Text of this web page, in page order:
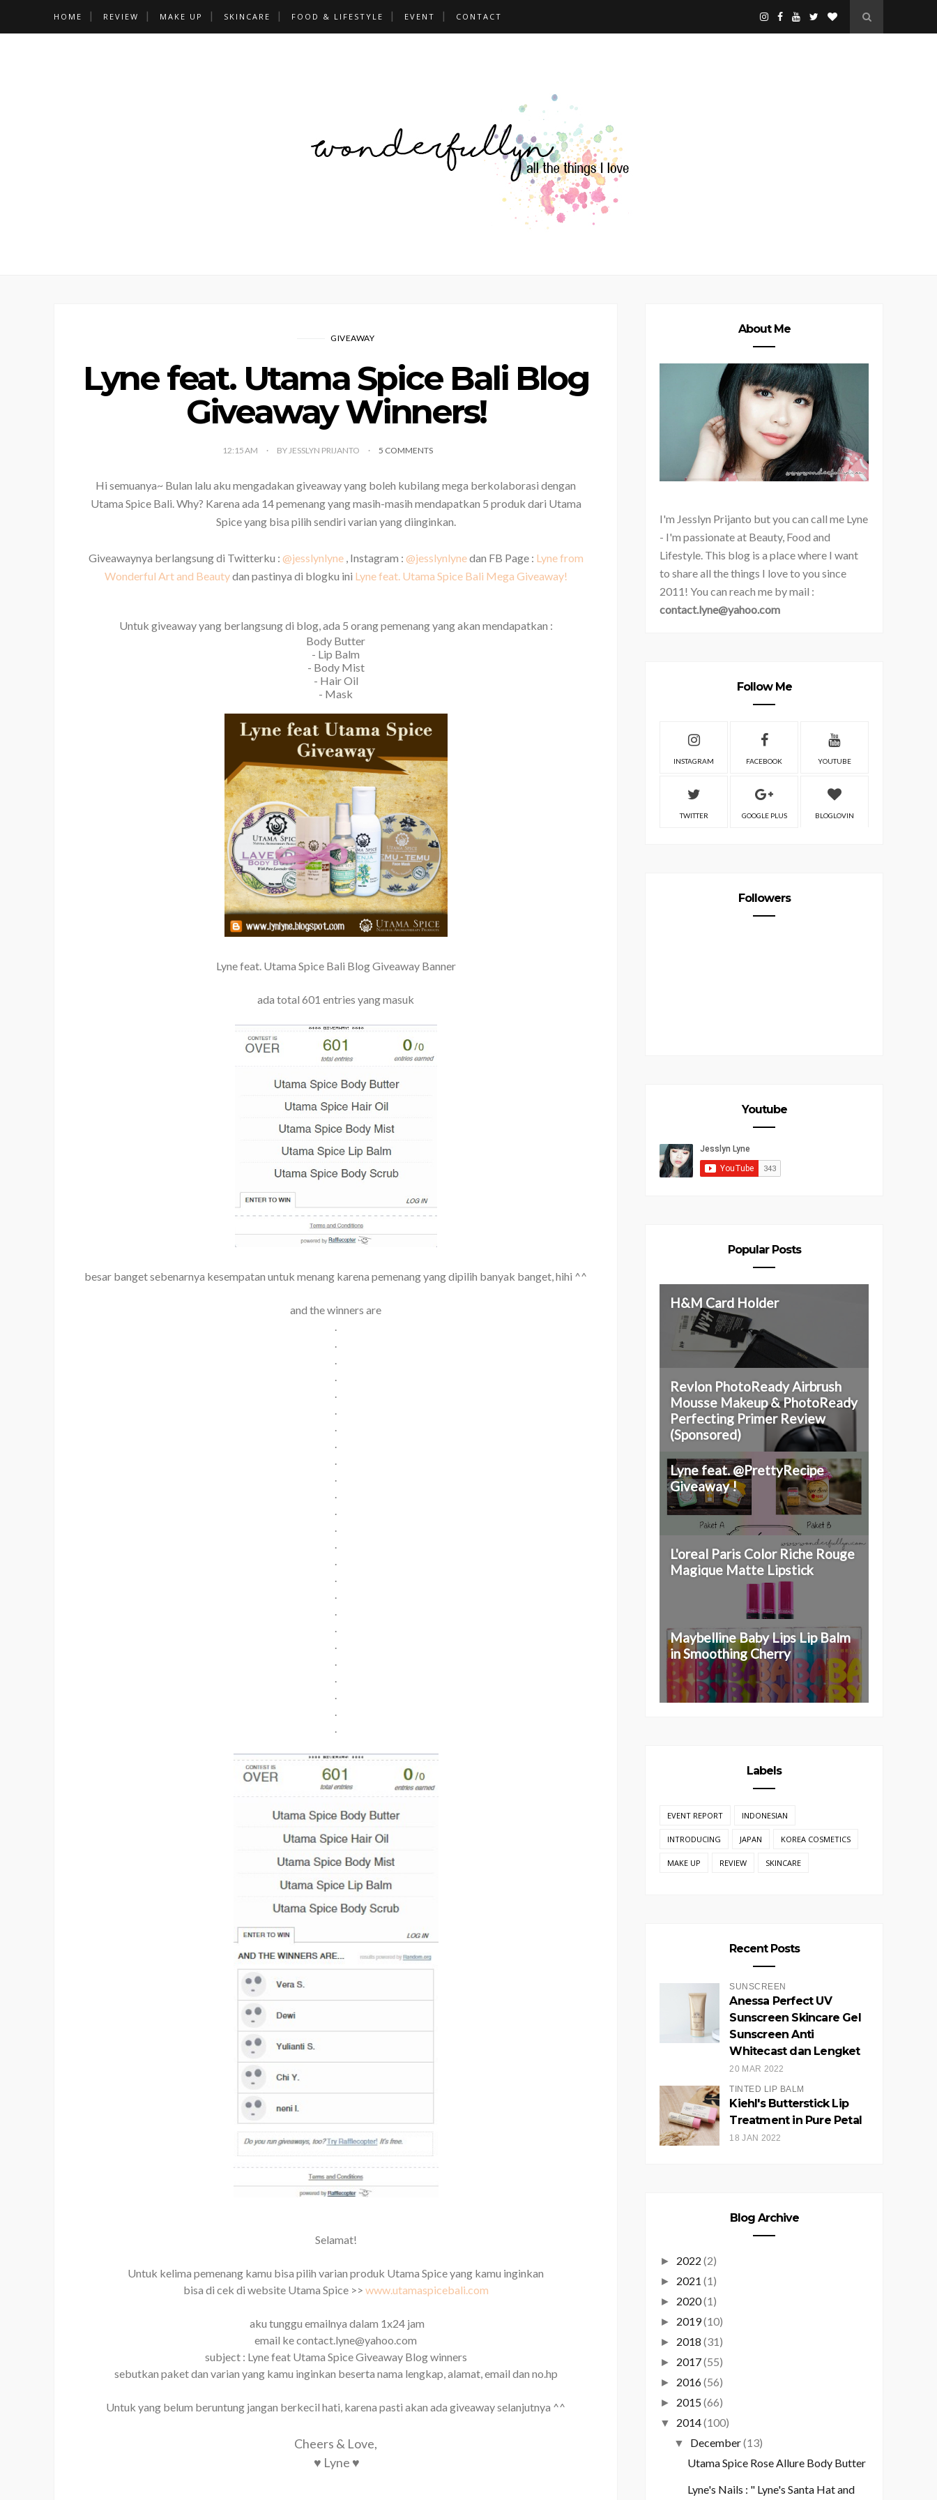
HOME REVIEW MAKE UP SKINCARE FOOD & LIFESTYLE EVENT CONTACT
GIVEAWAY
Lyne feat. Utama Spice Bali Blog
Giveaway Winners!
12:15 AM BY JESSLYN PRIJANTO 5 COMMENTS
Hi semuanya~ Bulan lalu aku mengadakan giveaway yang boleh kubilang mega berkolaborasi dengan
Utama Spice Bali. Why? Karena ada 14 pemenang yang masih-masih mendapatkan 5 produk dari Utama
Spice yang bisa pilih sendiri varian yang diinginkan.
Giveawaynya berlangsung di Twitterku : @jesslynlyne, Instagram : @jesslynlynedan FB Page : Lyne from
Wonderful Art and Beautydan pastinya di blogku ini Lyne feat. Utama Spice Bali Mega Giveaway!
Untuk giveaway yang berlangsung di blog, ada 5 orang pemenang yang akan mendapatkan :
Body Butter
- Lip Balm
- Body Mist
- Hair Oil
- Mask
Lyne feat. Utama Spice Bali Blog Giveaway Banner
ada total 601 entries yang masuk
besar banget sebenarnya kesempatan untuk menang karena pemenang yang dipilih banyak banget, hihi ^^
and the winners are
.
.
.
.
.
.
.
.
.
.
.
.
.
.
.
.
.
.
.
.
.
.
.
.
.
Selamat!
Untuk kelima pemenang kamu bisa pilih varian produk Utama Spice yang kamu inginkan
bisa di cek di website Utama Spice >> www.utamaspicebali.com
aku tunggu emailnya dalam 1x24 jam
email ke contact.lyne@yahoo.com
subject : Lyne feat Utama Spice Giveaway Blog winners
sebutkan paket dan varian yang kamu inginkan beserta nama lengkap, alamat, email dan no.hp
Untuk yang belum beruntung jangan berkecil hati, karena pasti akan ada giveaway selanjutnya ^^
Cheers & Love,
♥ Lyne ♥
About Me
I'm Jesslyn Prijanto but you can call me Lyne
- I'm passionate at Beauty, Food and
Lifestyle. This blog is a place where I want
to share all the things I love to you since
2011! You can reach me by mail :
contact.lyne@yahoo.com
Follow Me
INSTAGRAM FACEBOOK YOUTUBE
TWITTER GOOGLE PLUS BLOGLOVIN
Followers
Youtube
Popular Posts
H&M Card Holder
Revlon PhotoReady Airbrush
Mousse Makeup & PhotoReady
Perfecting Primer Review
(Sponsored)
Lyne feat. @PrettyRecipe
Giveaway !
L'oreal Paris Color Riche Rouge
Magique Matte Lipstick
Maybelline Baby Lips Lip Balm
in Smoothing Cherry
Labels
EVENT REPORT INDONESIAN
INTRODUCING JAPAN KOREA COSMETICS
MAKE UP REVIEW SKINCARE
Recent Posts
SUNSCREEN
Anessa Perfect UV
Sunscreen Skincare Gel
Sunscreen Anti
Whitecast dan Lengket
20 MAR 2022
TINTED LIP BALM
Kiehl's Butterstick Lip
Treatment in Pure Petal
18 JAN 2022
Blog Archive
► 2022 (2)
► 2021 (1)
► 2020(1)
► 2019(10)
► 2018 (31)
► 2017(55)
► 2016(56)
► 2015(66)
▼ 2014(100)
▼ December(13)
Utama Spice Rose Allure Body Butter
Lyne's Nails : " Lyne's Santa Hat and